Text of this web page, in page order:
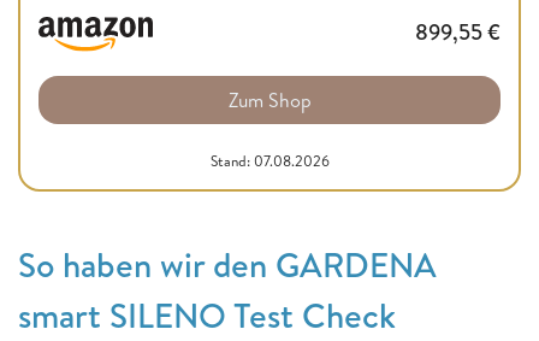
899,55€
Zum Shop
Stand: 07.08.2026
So haben wir den GARDENA
smart SILENO Test Check